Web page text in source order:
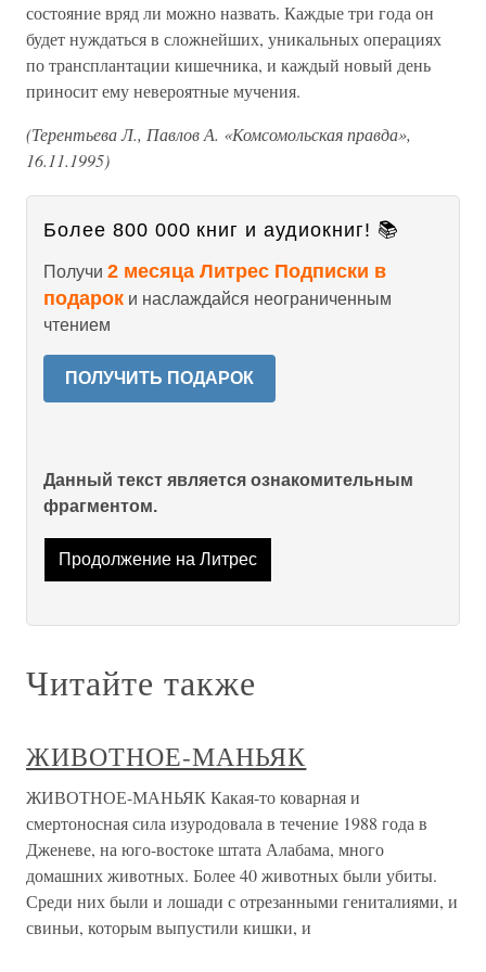
состояние вряд ли можно назвать. Каждые три года он
будет нуждаться в сложнейших, уникальных операциях
по трансплантации кишечника, и каждый новый день
приносит ему невероятные мучения.
(Терентьева Л., Павлов А. «Комсомольская правда»,
16.11.1995)
Более 800 000 книг и аудиокниг! 📚
Получи 2 месяца Литрес Подписки в
подарок и наслаждайся неограниченным
чтением
ПОЛУЧИТЬ ПОДАРОК
Данный текст является ознакомительным
фрагментом.
Продолжение на Литрес
Читайте также
ЖИВОТНОЕ-МАНЬЯК
ЖИВОТНОЕ-МАНЬЯК Какая-то коварная и
смертоносная сила изуродовала в течение 1988 года в
Дженеве, на юго-востоке штата Алабама, много
домашних животных. Более 40 животных были убиты.
Среди них были и лошади с отрезанными гениталиями, и
свиньи, которым выпустили кишки, и